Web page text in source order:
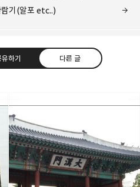
기(알포 etc..)
유하기 다른 글
갖춘 보편적
라인 트위터